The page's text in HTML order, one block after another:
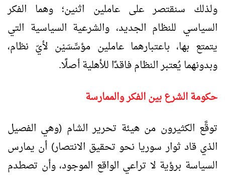
ولذلك سنقتصر على عاملين اثنين؛ وهما الفكر
السياسي للنظام الجديد، والشرعية السياسية التي
يتمتع بها، باعتبارهما عاملين مؤسِّسَيْن لأيّ نظام،
وبدونهما يُعتبر النظام فاقدًا للأهلية أصلًا.
حكومة الشرع بين الفكر والممارسة
توقَّع الكثيرون من هيئة تحرير الشام (وهي الفصيل
الذي قاد ثوار سوريا نحو تحقيق الانتصار) أن يمارس
السياسة برؤية لا تراعي الواقع الموجود، وأن تصطدم